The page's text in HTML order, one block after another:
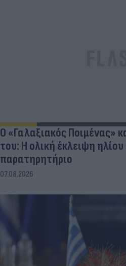
Ο «Γαλαξιακός Ποιμένας»
του: Η ολική έκλειψη
παρατηρητήριο
07.08.2026